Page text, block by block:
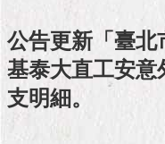
民
服
務
市
公告更新「臺北
基泰大直工安意
支明細。